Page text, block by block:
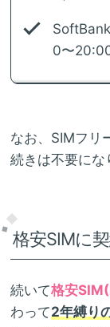
0〜20:00
なお、SIMフリ
続きは不要にな
格安SIMに
続いて格安
わって2年縛り